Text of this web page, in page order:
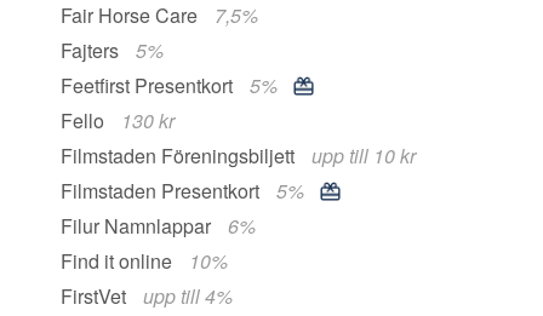
Fair Horse Care
7,5%
Fajters
5%
Feetfirst Presentkort
5%
Fello
130 kr
Filmstaden Föreningsbiljett
upp till 10 kr
Filmstaden Presentkort
5%
Filur Namnlappar
6%
Find it online
10%
FirstVet
upp till 4%